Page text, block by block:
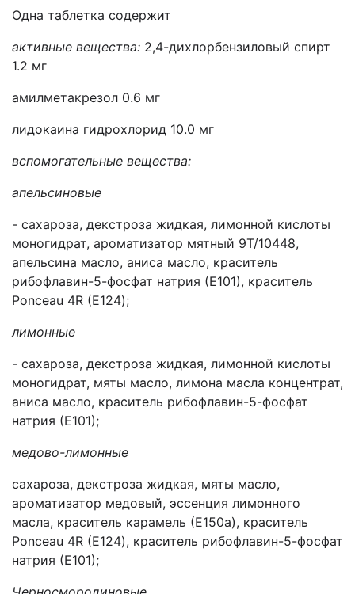
Одна таблетка содержит
активные вещества: 2,4-дихлорбензиловый спирт
1.2 мг
амилметакрезол 0.6 мг
лидокаина гидрохлорид 10.0 мг
вспомогательные вещества:
апельсиновые
- сахароза, декстроза жидкая, лимонной кислоты
моногидрат, ароматизатор мятный 9T/10448,
апельсина масло, аниса масло, краситель
рибофлавин-5-фосфат натрия (Е101), краситель
Ponceau 4R (Е124);
лимонные
- сахароза, декстроза жидкая, лимонной кислоты
моногидрат, мяты масло, лимона масла концентрат,
аниса масло, краситель рибофлавин-5-фосфат
натрия (Е101);
медово-лимонные
сахароза, декстроза жидкая, мяты масло,
ароматизатор медовый, эссенция лимонного
масла, краситель карамель (Е150а), краситель
Ponceau 4R (Е124), краситель рибофлавин-5-фосфат
натрия (Е101);